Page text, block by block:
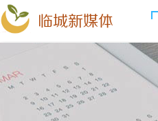
临城新媒体